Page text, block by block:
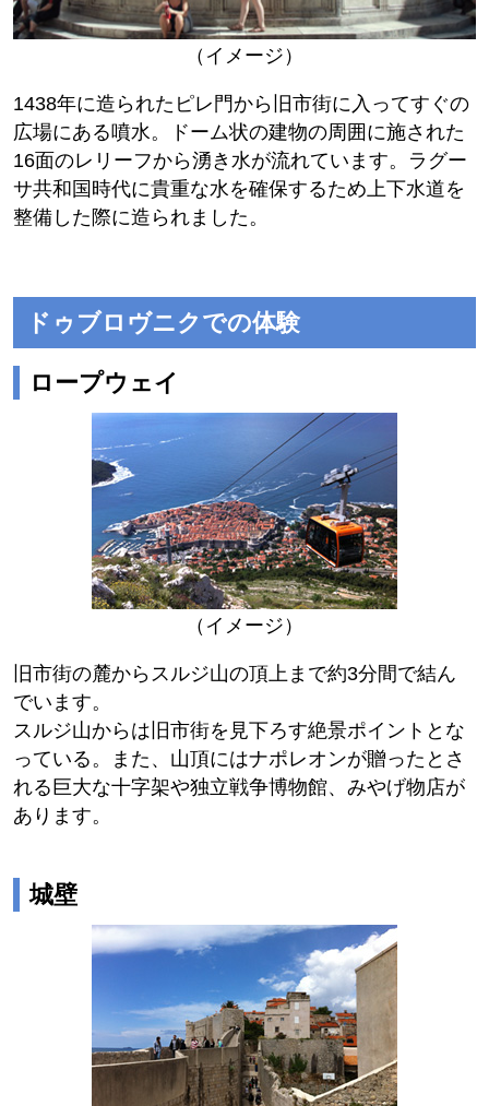
（イメージ）
1438年に造られたピレ門から旧市街に入ってすぐの
広場にある噴水。ドーム状の建物の周囲に施された
16面のレリーフから湧き水が流れています。ラグー
サ共和国時代に貴重な水を確保するため上下水道を
整備した際に造られました。
ドゥブロヴニクでの体験
ロープウェイ
（イメージ）
旧市街の麓からスルジ山の頂上まで約3分間で結ん
でいます。
スルジ山からは旧市街を見下ろす絶景ポイントとな
っている。また、山頂にはナポレオンが贈ったとさ
れる巨大な十字架や独立戦争博物館、みやげ物店が
あります。
城壁